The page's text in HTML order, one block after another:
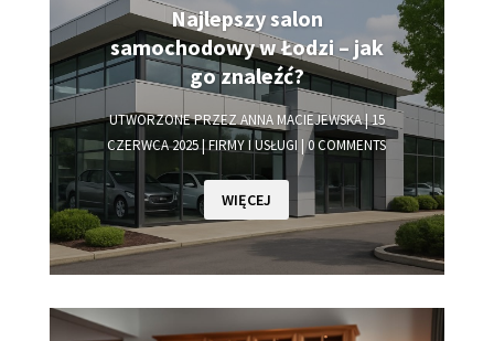
Najlepszy salon
samochodowy w Łodzi – jak
go znaleźć?
UTWORZONE PRZEZANNA MACIEJEWSKA|15
CZERWCA 2025|FIRMY I USŁUGI | 0 COMMENTS
WIĘCEJ